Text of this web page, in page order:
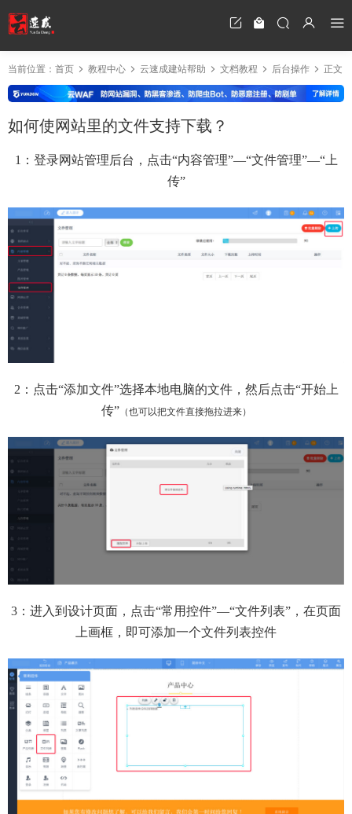
当前位置： 首页 教程中心 云速成建站帮助 文档教程 后台操作 正文
如何使网站里的文件支持下载？
1：登录网站管理后台，点击“内容管理”—“文件管理”—“上
传”
2：点击“添加文件”选择本地电脑的文件，然后点击“开始上
传”（也可以把文件直接拖拉进来）
3：进入到设计页面， 点击“常用控件”—“文件列表”，在页面
上画框，即可添加一个文件列表控件